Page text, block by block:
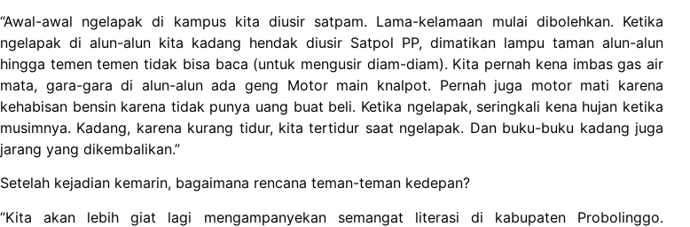
“Awal-awal ngelapak di kampus kita diusir satpam. Lama-kelamaan mulai dibolehkan. Ketika
ngelapak di alun-alun kita kadang hendak diusir Satpol PP, dimatikan lampu taman alun-alun
hingga temen temen tidak bisa baca (untuk mengusir diam-diam). Kita pernah kena imbas gas air
mata, gara-gara di alun-alun ada geng Motor main knalpot. Pernah juga motor mati karena
kehabisan bensin karena tidak punya uang buat beli. Ketika ngelapak, seringkali kena hujan ketika
musimnya. Kadang, karena kurang tidur, kita tertidur saat ngelapak. Dan buku-buku kadang juga
jarang yang dikembalikan.”
Setelah kejadian kemarin, bagaimana rencana teman-teman kedepan?
“Kita akan lebih giat lagi mengampanyekan semangat literasi di kabupaten Probolinggo.